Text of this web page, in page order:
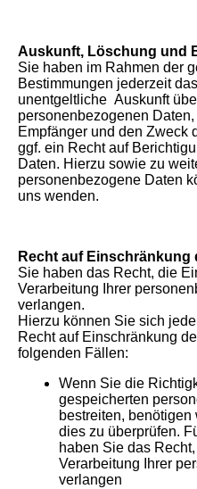
Auskunft, Löschung und
Sie haben im Rahmen der
Bestimmungen jederzeit
unentgeltliche Auskunft
personenbezogenen
Empfänger und den Zweck
ggf. ein Recht auf
Daten. Hierzu sowie zu
personenbezogene Daten
uns wenden.
Recht auf Einschränkung
Sie haben das Recht, die
Verarbeitung Ihrer
verlangen.
Hierzu können Sie sich
Recht auf Einschränkung
folgenden Fällen:
Wenn Sie die
gespeicherten
bestreiten,
dies zu überprüfen.
haben Sie das
Verarbeitung Ihrer
verlangen